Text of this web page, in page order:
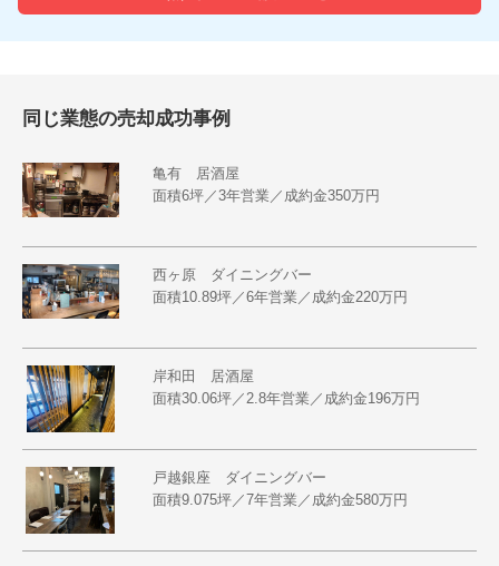
同じ業態の売却成功事例
亀有 居酒屋
面積6坪／3年営業／成約金350万円
西ヶ原 ダイニングバー
面積10.89坪／6年営業／成約金220万円
岸和田 居酒屋
面積30.06坪／2.8年営業／成約金196万円
戸越銀座 ダイニングバー
面積9.075坪／7年営業／成約金580万円